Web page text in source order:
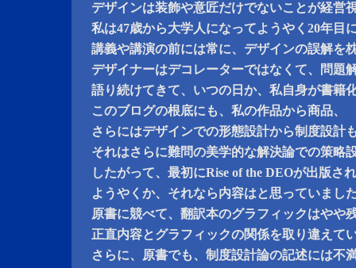
デザインは装飾や意匠だけでないことが経営
私は47歳から大学人になってようやく20年目
講義や講演の前には常に、デザインの誤解を
デザイナーはデコレーターではなくて、問題
語り続けてきて、いつの日か、私自身が書籍
このブログの根底にも、私の作品から商品、
さらにはデザインでの形態設計から制度設計
それはさらに難問の美学的な解決論での策略
したがって、最初にRise of the DEOが出版さ
ようやくか、それなら内容はと思っていまし
原書に競べて、翻訳本のグラフィックはやや
正直内容とグラフィックの関係を取り違えて
さらに、原書でも、制度設計論の記述には不